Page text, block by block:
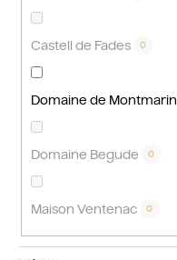
Castell de Fades 0
Domaine de Montmarin
Domaine Begude 0
Maison Ventenac 0